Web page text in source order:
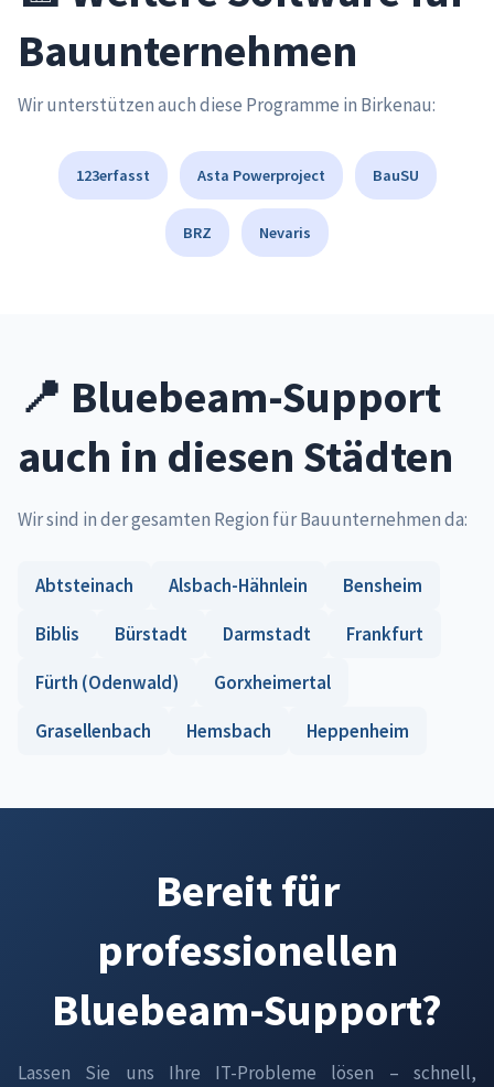
Bauunternehmen
Wir unterstützen auch diese Programme in Birkenau:
123erfasst Asta Powerproject BauSU
BRZ Nevaris
📍 Bluebeam-Support
auch in diesen Städten
Wir sind in der gesamten Region für Bauunternehmen da:
Abtsteinach Alsbach-Hähnlein
Bensheim
Biblis
Bürstadt Darmstadt
Frankfurt
Fürth (Odenwald)
Gorxheimertal
Grasellenbach
Hemsbach Heppenheim
Bereit für
professionellen
Bluebeam-Support?
Lassen Sie uns Ihre IT-Probleme lösen – schnell,